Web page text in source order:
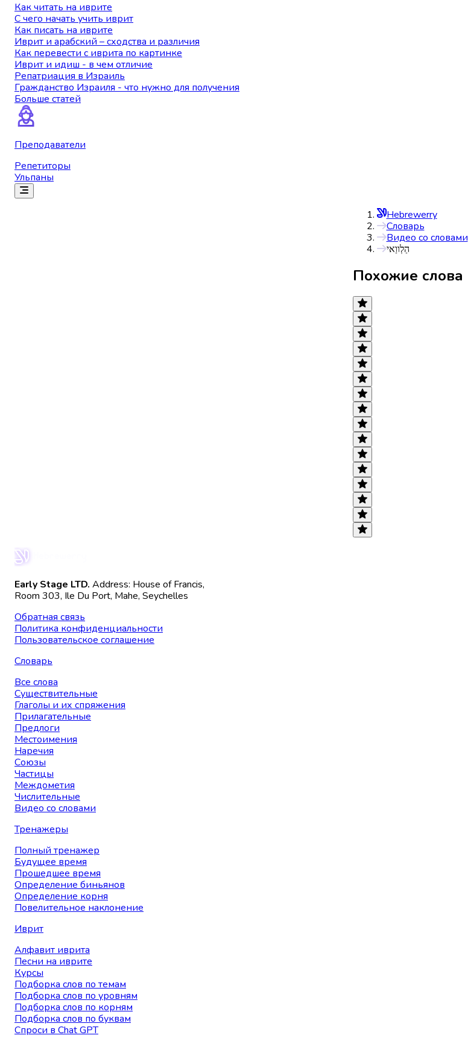
Как читать на иврите
С чего начать учить иврит
Как писать на иврите
Иврит и арабский – сходства и различия
Как перевести с иврита по картинке
Иврит и идиш - в чем отличие
Репатриация в Израиль
Гражданство Израиля - что нужно для получения
Больше статей
Преподаватели
Репетиторы
Ульпаны
Hebrewerry
Словарь
Видео со словами
הַלְווַאי
Похожие слова
Early Stage LTD. Address: House of Francis,
Room 303, Ile Du Port, Mahe, Seychelles
Обратная связь
Политика конфиденциальности
Пользовательское соглашение
Словарь
Все слова
Существительные
Глаголы и их спряжения
Прилагательные
Предлоги
Местоимения
Наречия
Союзы
Частицы
Междометия
Числительные
Видео со словами
Тренажеры
Полный тренажер
Будущее время
Прошедшее время
Определение биньянов
Определение корня
Повелительное наклонение
Иврит
Алфавит иврита
Песни на иврите
Курсы
Подборка слов по темам
Подборка слов по уровням
Подборка слов по корням
Подборка слов по буквам
Спроси в Chat GPT